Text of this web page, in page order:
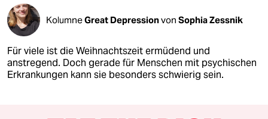
KolumneGreat Depressionvon Sophia Zessnik
Für viele ist die Weihnachtszeit ermüdend und
anstregend. Doch gerade für Menschen mit psychischen
Erkrankungen kann sie besonders schwierig sein.